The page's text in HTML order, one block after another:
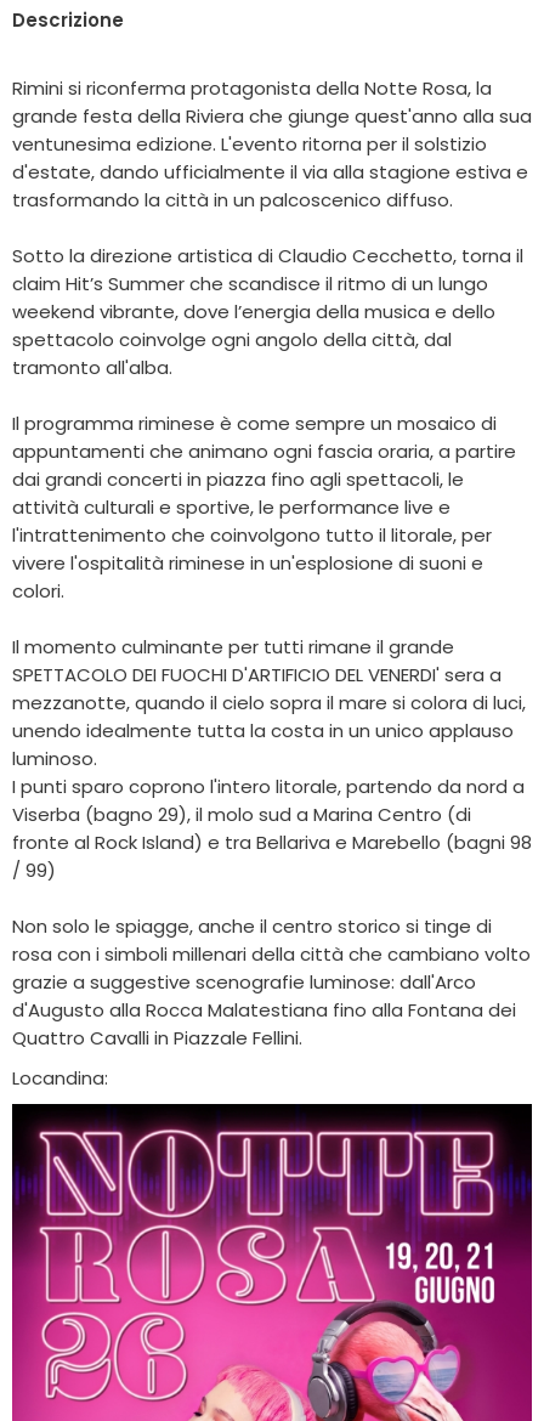
Descrizione
Rimini si riconferma protagonista della Notte Rosa, la
grande festa della Riviera che giunge quest'anno alla sua
ventunesima edizione. L'evento ritorna per il solstizio
d'estate, dando ufficialmente il via alla stagione estiva e
trasformando la città in un palcoscenico diffuso.
Sotto la direzione artistica di Claudio Cecchetto, torna il
claim Hit’s Summer che scandisce il ritmo di un lungo
weekend vibrante, dove l’energia della musica e dello
spettacolo coinvolge ogni angolo della città, dal
tramonto all'alba.
Il programma riminese è come sempre un mosaico di
appuntamenti che animano ogni fascia oraria, a partire
dai grandi concerti in piazza fino agli spettacoli, le
attività culturali e sportive, le performance live e
l'intrattenimento che coinvolgono tutto il litorale, per
vivere l'ospitalità riminese in un'esplosione di suoni e
colori.
Il momento culminante per tutti rimane il grande
SPETTACOLO DEI FUOCHI D'ARTIFICIO DEL VENERDI' sera a
mezzanotte, quando il cielo sopra il mare si colora di luci,
unendo idealmente tutta la costa in un unico applauso
luminoso.
I punti sparo coprono l'intero litorale, partendo da nord a
Viserba (bagno 29), il molo sud a Marina Centro (di
fronte al Rock Island) e tra Bellariva e Marebello (bagni 98
/ 99)
Non solo le spiagge, anche il centro storico si tinge di
rosa con i simboli millenari della città che cambiano volto
grazie a suggestive scenografie luminose: dall'Arco
d'Augusto alla Rocca Malatestiana fino alla Fontana dei
Quattro Cavalli in Piazzale Fellini.
Locandina: